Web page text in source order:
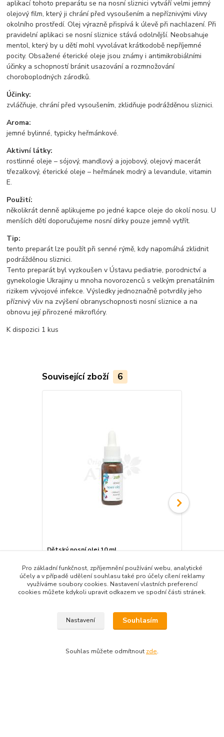
aplikací tohoto preparátu se na nosní sliznici vytváří velmi jemný
olejový film, který ji chrání před vysoušením a nepříznivými vlivy
okolního prostředí. Olej výrazně přispívá k úlevě při nachlazení. Při
pravidelní aplikaci se nosní sliznice stává odolnější. Neobsahuje
mentol, který by u dětí mohl vyvolávat krátkodobě nepříjemné
pocity. Obsažené éterické oleje jsou známy i antimikrobiálními
účinky a schopností bránit usazování a rozmnožování
choroboplodných zárodků.
Účinky:
zvláčňuje, chrání před vysoušením, zklidňuje podrážděnou sliznici.
Aroma:
jemné bylinné, typicky heřmánkové.
Aktivní látky:
rostlinné oleje – sójový, mandlový a jojobový, olejový macerát
třezalkový, éterické oleje – heřmánek modrý a levandule, vitamin
E.
Použití:
několikrát denně aplikujeme po jedné kapce oleje do okolí nosu. U
menších dětí doporučujeme nosní dírky pouze jemně vytřít.
Tip:
tento preparát lze použít při senné rýmě, kdy napomáhá zklidnit
podrážděnou sliznici.
Tento preparát byl vyzkoušen v Ústavu pediatrie, porodnictví a
gynekologie Ukrajiny u mnoha novorozenců s velkým prenatálním
rizikem vývojové infekce. Výsledky jednoznačně potvrdily jeho
příznivý vliv na zvýšení obranyschopnosti nosní sliznice a na
obnovu její přirozené mikroflóry.
K dispozici 1 kus
Související zboží 6
Dětský nosní olej 10 ml
180,00 Kč ks
Detail
Kaštanové
130,00
Zboží zařazeno v kategoriích
Pro základní funkčnost, zpříjemnění používání webu, analytické
účely a v případě udělení souhlasu také pro účely cílení reklamy
využíváme soubory cookies. Nastavení vlastních preferencí
cookies můžete kdykoli upravit odkazem ve spodní části stránek.
Nastavení Souhlasím
Souhlas můžete odmítnout zde.